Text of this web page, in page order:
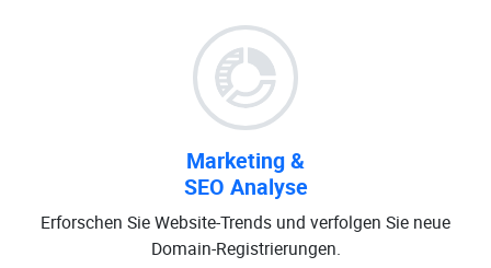
Marketing &
SEO Analyse
Erforschen Sie Website-Trends und verfolgen Sie neue
Domain-Registrierungen.